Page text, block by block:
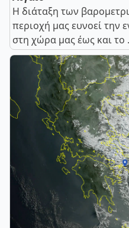
Η διάταξη των
περιοχή μας ευνοεί την
στη χώρα μας έως και το